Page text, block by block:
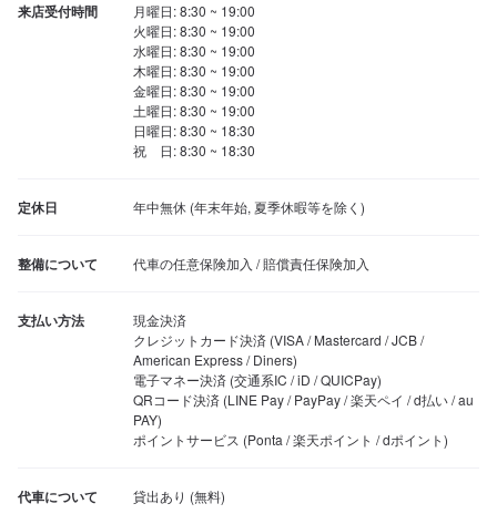
来店受付時間
月曜日: 8:30 ~ 19:00
火曜日: 8:30 ~ 19:00
水曜日: 8:30 ~ 19:00
木曜日: 8:30 ~ 19:00
金曜日: 8:30 ~ 19:00
土曜日: 8:30 ~ 19:00
日曜日: 8:30 ~ 18:30
祝　日: 8:30 ~ 18:30
定休日 年中無休 (年末年始, 夏季休暇等を除く)
整備について 代車の任意保険加入 / 賠償責任保険加入
支払い方法
現金決済
クレジットカード決済 (VISA / Mastercard / JCB /
American Express / Diners)
電子マネー決済 (交通系IC / iD / QUICPay)
QRコード決済 (LINE Pay / PayPay / 楽天ペイ / d払い / au
PAY)
ポイントサービス (Ponta / 楽天ポイント / dポイント)
代車について